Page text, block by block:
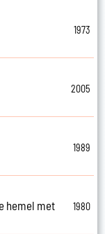
1973
2005
1989
hemel met
1980